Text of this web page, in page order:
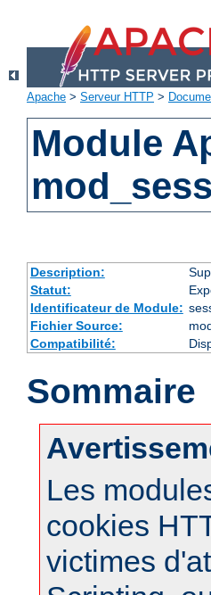
Apache > Serveur HTTP >
Module
Description:
Statut:
Identificateur de Module:
Fichier Source:
Compatibilité:
Sommaire
Les
cookies
victimes